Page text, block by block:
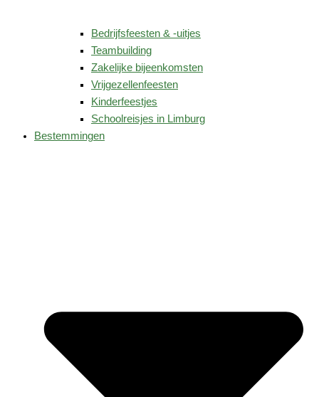
Bedrijfsfeesten & -uitjes
Teambuilding
Zakelijke bijeenkomsten
Vrijgezellenfeesten
Kinderfeestjes
Schoolreisjes in Limburg
Bestemmingen